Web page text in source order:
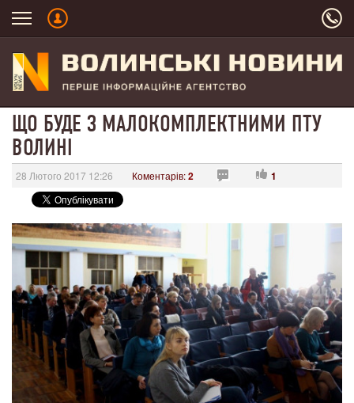
ЩО БУДЕ З МАЛОКОМПЛЕКТНИМИ ПТУ
ВОЛИНІ
28 Лютого 2017 12:26 Коментарів:2 1